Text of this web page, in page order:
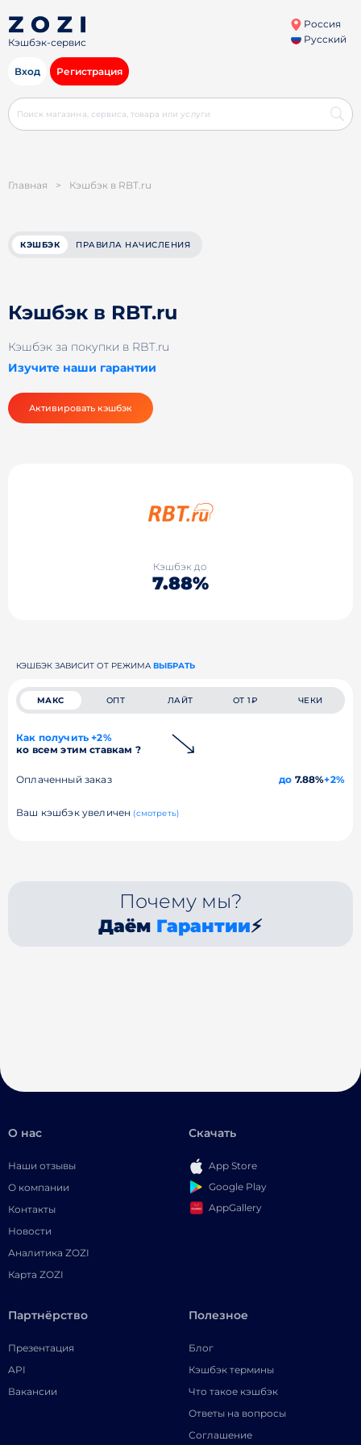
Кэшбэк-сервис
Россия
Русский
Вход Регистрация
Главная > Кэшбэк в RBT.ru
КЭШБЭК ПРАВИЛА НАЧИСЛЕНИЯ
Кэшбэк в RBT.ru
Кэшбэк за покупки в RBT.ru
Изучите наши гарантии
Активировать кэшбэк
Кэшбэк до
7.88%
КЭШБЭК ЗАВИСИТ ОТ РЕЖИМА ВЫБРАТЬ
МАКС ОПТ ЛАЙТ ОТ 1₽ ЧЕКИ
Как получить +2%
ко всем этим ставкам ?
Оплаченный заказ до 7.88%+2%
Ваш кэшбэк увеличен (смотреть)
Почему мы?
Даём Гарантии⚡
О нас
Наши отзывы
О компании
Контакты
Новости
Аналитика ZOZI
Карта ZOZI
Скачать
App Store
Google Play
AppGallery
Партнёрство
Презентация
API
Вакансии
Полезное
Блог
Кэшбэк термины
Что такое кэшбэк
Ответы на вопросы
Соглашение